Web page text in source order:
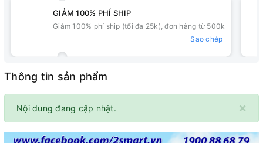
GIẢM 100% PHÍ SHIP
Giảm 100% phí ship (tối đa 25k), đơn hàng từ 500k
Sao chép
Thông tin sản phẩm
×
Nội dung đang cập nhật.